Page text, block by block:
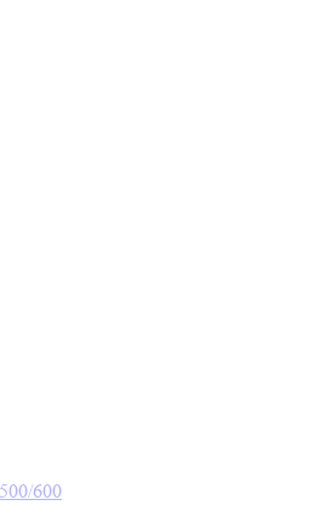
600